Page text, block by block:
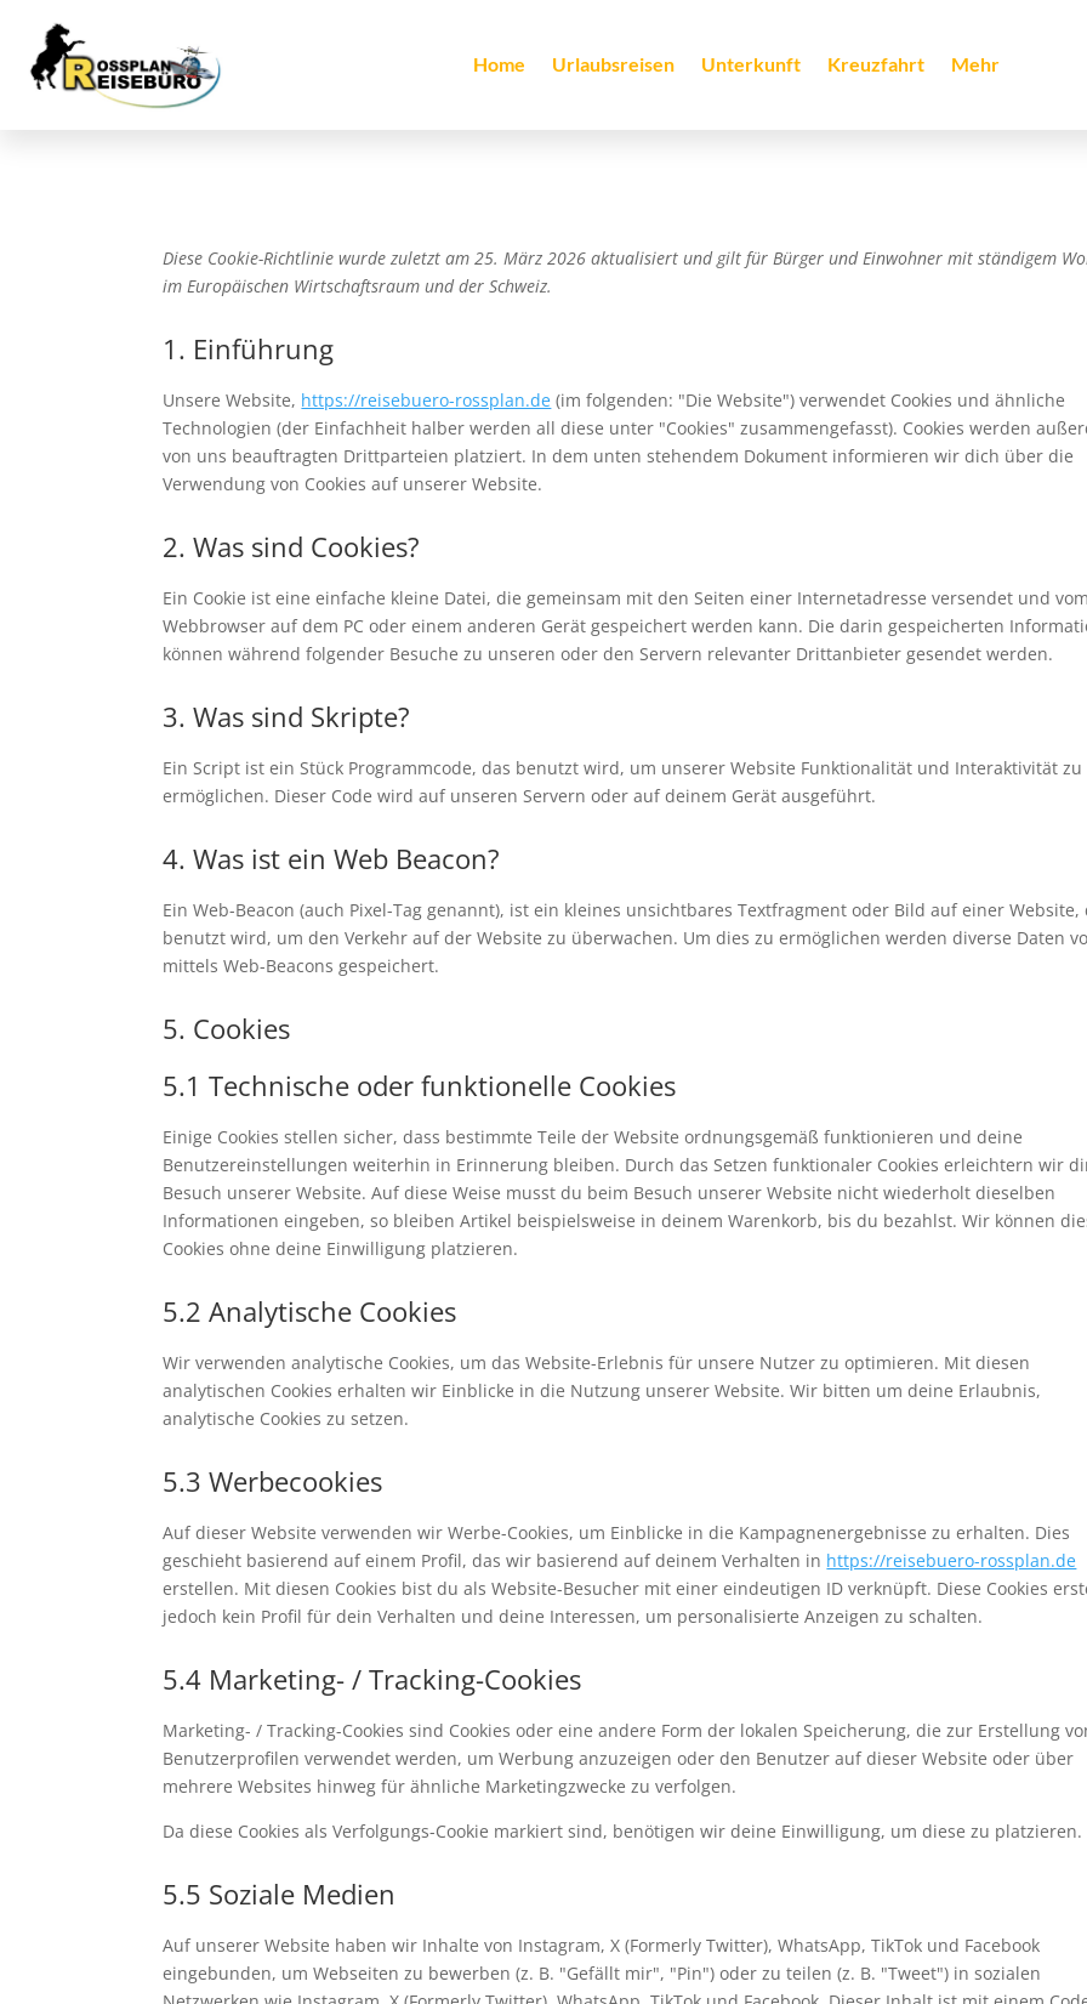
Home Urlaubsreisen Unterkunft Kreuzfahrt Mehr
Diese Cookie-Richtlinie wurde zuletzt am 25. März 2026 aktualisiert und gilt für Bürger und Einwohner mit ständigem
im Europäischen Wirtschaftsraum und der Schweiz.
1. Einführung
Unsere Website, https://reisebuero-rossplan.de (im folgenden: "Die Website") verwendet Cookies und ähnliche
Technologien (der Einfachheit halber werden all diese unter "Cookies" zusammengefasst). Cookies werden
von uns beauftragten Drittparteien platziert. In dem unten stehendem Dokument informieren wir dich über die
Verwendung von Cookies auf unserer Website.
2. Was sind Cookies?
Ein Cookie ist eine einfache kleine Datei, die gemeinsam mit den Seiten einer Internetadresse versendet und vom
Webbrowser auf dem PC oder einem anderen Gerät gespeichert werden kann. Die darin gespeicherten
können während folgender Besuche zu unseren oder den Servern relevanter Drittanbieter gesendet werden.
3. Was sind Skripte?
Ein Script ist ein Stück Programmcode, das benutzt wird, um unserer Website Funktionalität und Interaktivität zu
ermöglichen. Dieser Code wird auf unseren Servern oder auf deinem Gerät ausgeführt.
4. Was ist ein Web Beacon?
Ein Web-Beacon (auch Pixel-Tag genannt), ist ein kleines unsichtbares Textfragment oder Bild auf einer Website,
benutzt wird, um den Verkehr auf der Website zu überwachen. Um dies zu ermöglichen werden diverse Daten
mittels Web-Beacons gespeichert.
5. Cookies
5.1 Technische oder funktionelle Cookies
Einige Cookies stellen sicher, dass bestimmte Teile der Website ordnungsgemäß funktionieren und deine
Benutzereinstellungen weiterhin in Erinnerung bleiben. Durch das Setzen funktionaler Cookies erleichtern wir
Besuch unserer Website. Auf diese Weise musst du beim Besuch unserer Website nicht wiederholt dieselben
Informationen eingeben, so bleiben Artikel beispielsweise in deinem Warenkorb, bis du bezahlst. Wir können
Cookies ohne deine Einwilligung platzieren.
5.2 Analytische Cookies
Wir verwenden analytische Cookies, um das Website-Erlebnis für unsere Nutzer zu optimieren. Mit diesen
analytischen Cookies erhalten wir Einblicke in die Nutzung unserer Website. Wir bitten um deine Erlaubnis,
analytische Cookies zu setzen.
5.3 Werbecookies
Auf dieser Website verwenden wir Werbe-Cookies, um Einblicke in die Kampagnenergebnisse zu erhalten. Dies
geschieht basierend auf einem Profil, das wir basierend auf deinem Verhalten in https://reisebuero-rossplan.de
erstellen. Mit diesen Cookies bist du als Website-Besucher mit einer eindeutigen ID verknüpft. Diese Cookies
jedoch kein Profil für dein Verhalten und deine Interessen, um personalisierte Anzeigen zu schalten.
5.4 Marketing- / Tracking-Cookies
Marketing- / Tracking-Cookies sind Cookies oder eine andere Form der lokalen Speicherung, die zur Erstellung
Benutzerprofilen verwendet werden, um Werbung anzuzeigen oder den Benutzer auf dieser Website oder über
mehrere Websites hinweg für ähnliche Marketingzwecke zu verfolgen.
Da diese Cookies als Verfolgungs-Cookie markiert sind, benötigen wir deine Einwilligung, um diese zu platzieren.
5.5 Soziale Medien
Auf unserer Website haben wir Inhalte von Instagram, X (Formerly Twitter), WhatsApp, TikTok und Facebook
eingebunden, um Webseiten zu bewerben (z. B. "Gefällt mir", "Pin") oder zu teilen (z. B. "Tweet") in sozialen